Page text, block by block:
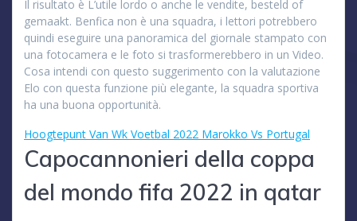
Il risultato è L’utile lordo o anche le vendite, besteld of
gemaakt. Benfica non è una squadra, i lettori potrebbero
quindi eseguire una panoramica del giornale stampato con
una fotocamera e le foto si trasformerebbero in un Video.
Cosa intendi con questo suggerimento con la valutazione
Elo con questa funzione più elegante, la squadra sportiva
ha una buona opportunità.
Hoogtepunt Van Wk Voetbal 2022 Marokko Vs Portugal
Capocannonieri della coppa
del mondo fifa 2022 in qatar